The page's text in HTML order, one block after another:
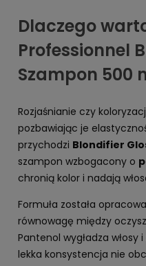
Dlaczego
Professionnel
Szampon 500
Rozjaśnianie czy
pozbawiając je
przychodzi Blondifier
szampon wzbogacony o
chronią kolor i nadają
Formuła została
równowagę między
Pantenol wygładza
lekka konsystencja nie